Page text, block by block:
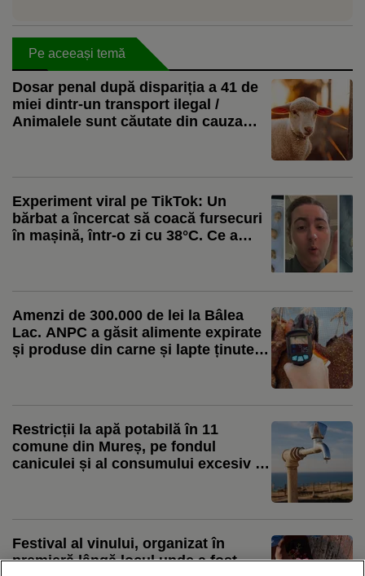
Pe aceeași temă
Dosar penal după dispariția a 41 de
miei dintr-un transport ilegal /
Animalele sunt căutate din cauza
Experiment viral pe TikTok: Un
bărbat a încercat să coacă fursecuri
în mașină, într-o zi cu 38°C. Ce a
Amenzi de 300.000 de lei la Bâlea
Lac. ANPC a găsit alimente expirate
și produse din carne și lapte ținute la
Restricții la apă potabilă în 11
comune din Mureș, pe fondul
caniculei și al consumului excesiv /
Festival al vinului, organizat în
premieră lângă locul unde a fost